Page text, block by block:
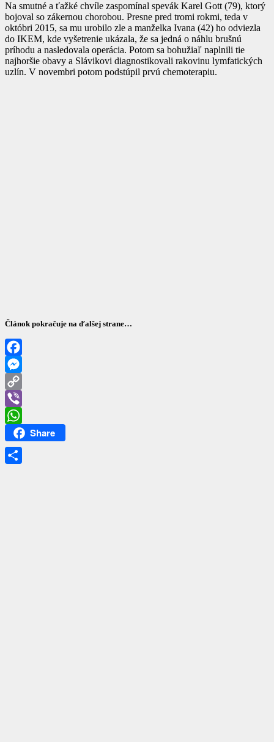
Na smutné a ťažké chvíle zaspomínal spevák Karel Gott (79), ktorý
bojoval so zákernou chorobou. Presne pred tromi rokmi, teda v
októbri 2015, sa mu urobilo zle a manželka Ivana (42) ho odviezla
do IKEM, kde vyšetrenie ukázala, že sa jedná o náhlu brušnú
príhodu a nasledovala operácia. Potom sa bohužiaľ naplnili tie
najhoršie obavy a Slávikovi diagnostikovali rakovinu lymfatických
uzlín. V novembri potom podstúpil prvú chemoterapiu.
Článok pokračuje na ďalšej strane…
Facebook
Messenger
Copy
Link
Viber
WhatsAppShare